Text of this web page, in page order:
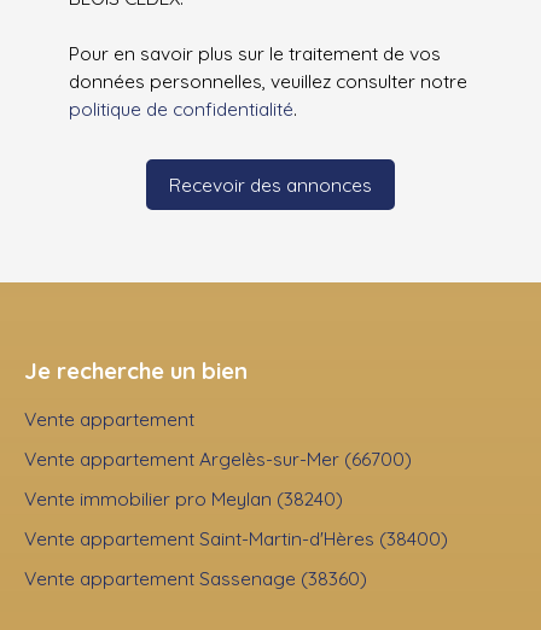
Pour en savoir plus sur le traitement de vos
données personnelles, veuillez consulter notre
politique de confidentialité.
Recevoir des annonces
Je recherche un bien
Vente appartement
Vente appartement Argelès-sur-Mer (66700)
Vente immobilier pro Meylan (38240)
Vente appartement Saint-Martin-d'Hères (38400)
Vente appartement Sassenage (38360)